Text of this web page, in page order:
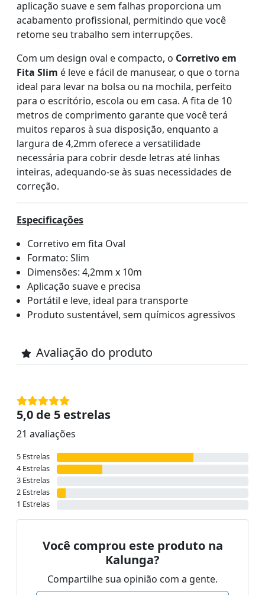
aplicação suave e sem falhas proporciona um
acabamento profissional, permitindo que você
retome seu trabalho sem interrupções.
Com um design oval e compacto, o Corretivo em
Fita Slim é leve e fácil de manusear, o que o torna
ideal para levar na bolsa ou na mochila, perfeito
para o escritório, escola ou em casa. A fita de 10
metros de comprimento garante que você terá
muitos reparos à sua disposição, enquanto a
largura de 4,2mm oferece a versatilidade
necessária para cobrir desde letras até linhas
inteiras, adequando-se às suas necessidades de
correção.
Especificações
Corretivo em fita Oval
Formato: Slim
Dimensões: 4,2mm x 10m
Aplicação suave e precisa
Portátil e leve, ideal para transporte
Produto sustentável, sem químicos agressivos
Avaliação do produto
5,0 de 5 estrelas
21 avaliações
5 Estrelas
4 Estrelas
3 Estrelas
2 Estrelas
1 Estrelas
Você comprou este produto na
Kalunga?
Compartilhe sua opinião com a gente.